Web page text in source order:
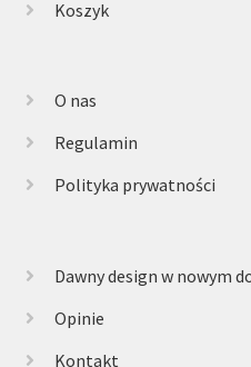
Koszyk
O nas
Regulamin
Polityka prywatności
Dawny design w nowym
Opinie
Kontakt